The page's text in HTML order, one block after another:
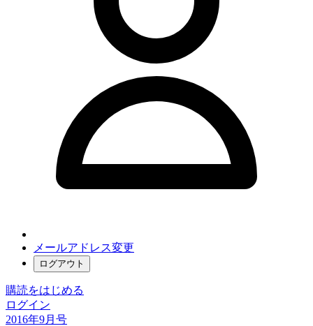
メールアドレス変更
ログアウト
購読をはじめる
ログイン
2016年9月号